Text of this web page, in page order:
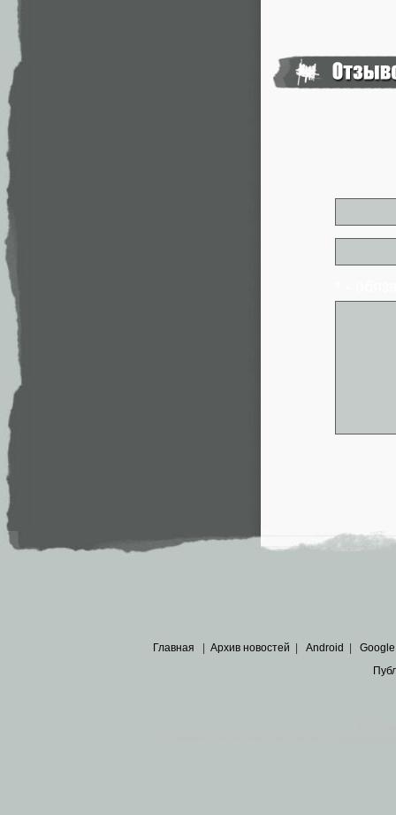
Главная Архив новостей Android Google